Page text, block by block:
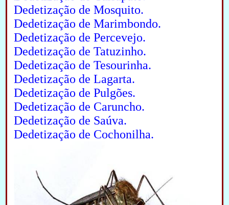
Dedetização de Mosquito.
Dedetização de Marimbondo.
Dedetização de Percevejo.
Dedetização de Tatuzinho.
Dedetização de Tesourinha.
Dedetização de Lagarta.
Dedetização de Pulgões.
Dedetização de Caruncho.
Dedetização de Saúva.
Dedetização de Cochonilha.